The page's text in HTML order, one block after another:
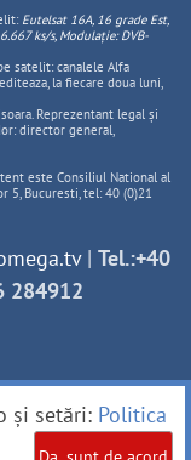
Eutelsat 16A, 16 grade Est,
ks/s, Modulație: DVB-
satelit: canalele Alfa
la fiecare doua luni,
Reprezentant legal și
director general,
este Consiliul National al
5, Bucuresti, tel: 40 (0)21
| Tel.:+40
284912
și setări: Politica